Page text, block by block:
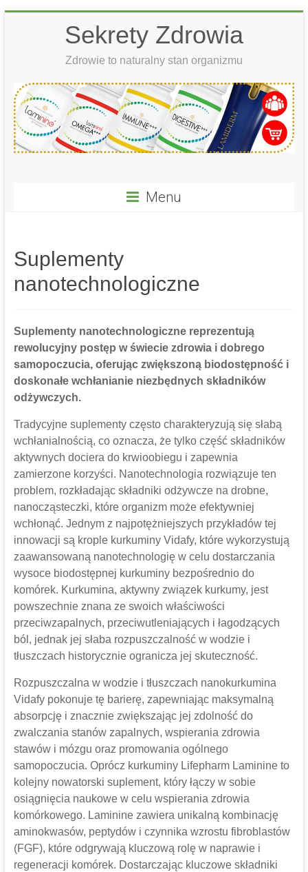
Sekrety Zdrowia
Zdrowie to naturalny stan organizmu
Menu
Suplementy
nanotechnologiczne
Suplementy nanotechnologicznereprezentują
rewolucyjny postęp w świecie zdrowia i dobrego
samopoczucia, oferując zwiększoną biodostępność i
doskonałe wchłanianie niezbędnych składników
odżywczych.
Tradycyjne suplementy często charakteryzują się słabą
wchłanialnością, co oznacza, że ​​tylko część składników
aktywnych dociera do krwioobiegu i zapewnia
zamierzone korzyści. Nanotechnologia rozwiązuje ten
problem, rozkładając składniki odżywcze na drobne,
nanocząsteczki, które organizm może efektywniej
wchłonąć. Jednym z najpotężniejszych przykładów tej
innowacji są krople kurkuminy Vidafy, które wykorzystują
zaawansowaną nanotechnologię w celu dostarczania
wysoce biodostępnej kurkuminy bezpośrednio do
komórek. Kurkumina, aktywny związek kurkumy, jest
powszechnie znana ze swoich właściwości
przeciwzapalnych, przeciwutleniających i łagodzących
ból, jednak jej słaba rozpuszczalność w wodzie i
tłuszczach historycznie ogranicza jej skuteczność.
Rozpuszczalna w wodzie i tłuszczach nanokurkumina
Vidafy pokonuje tę barierę, zapewniając maksymalną
absorpcję i znacznie zwiększając jej zdolność do
zwalczania stanów zapalnych, wspierania zdrowia
stawów i mózgu oraz promowania ogólnego
samopoczucia. Oprócz kurkuminy Lifepharm Laminine to
kolejny nowatorski suplement, który łączy w sobie
osiągnięcia naukowe w celu wspierania zdrowia
komórkowego. Laminine zawiera unikalną kombinację
aminokwasów, peptydów i czynnika wzrostu fibroblastów
(FGF), które odgrywają kluczową rolę w naprawie i
regeneracji komórek. Dostarczając kluczowe składniki